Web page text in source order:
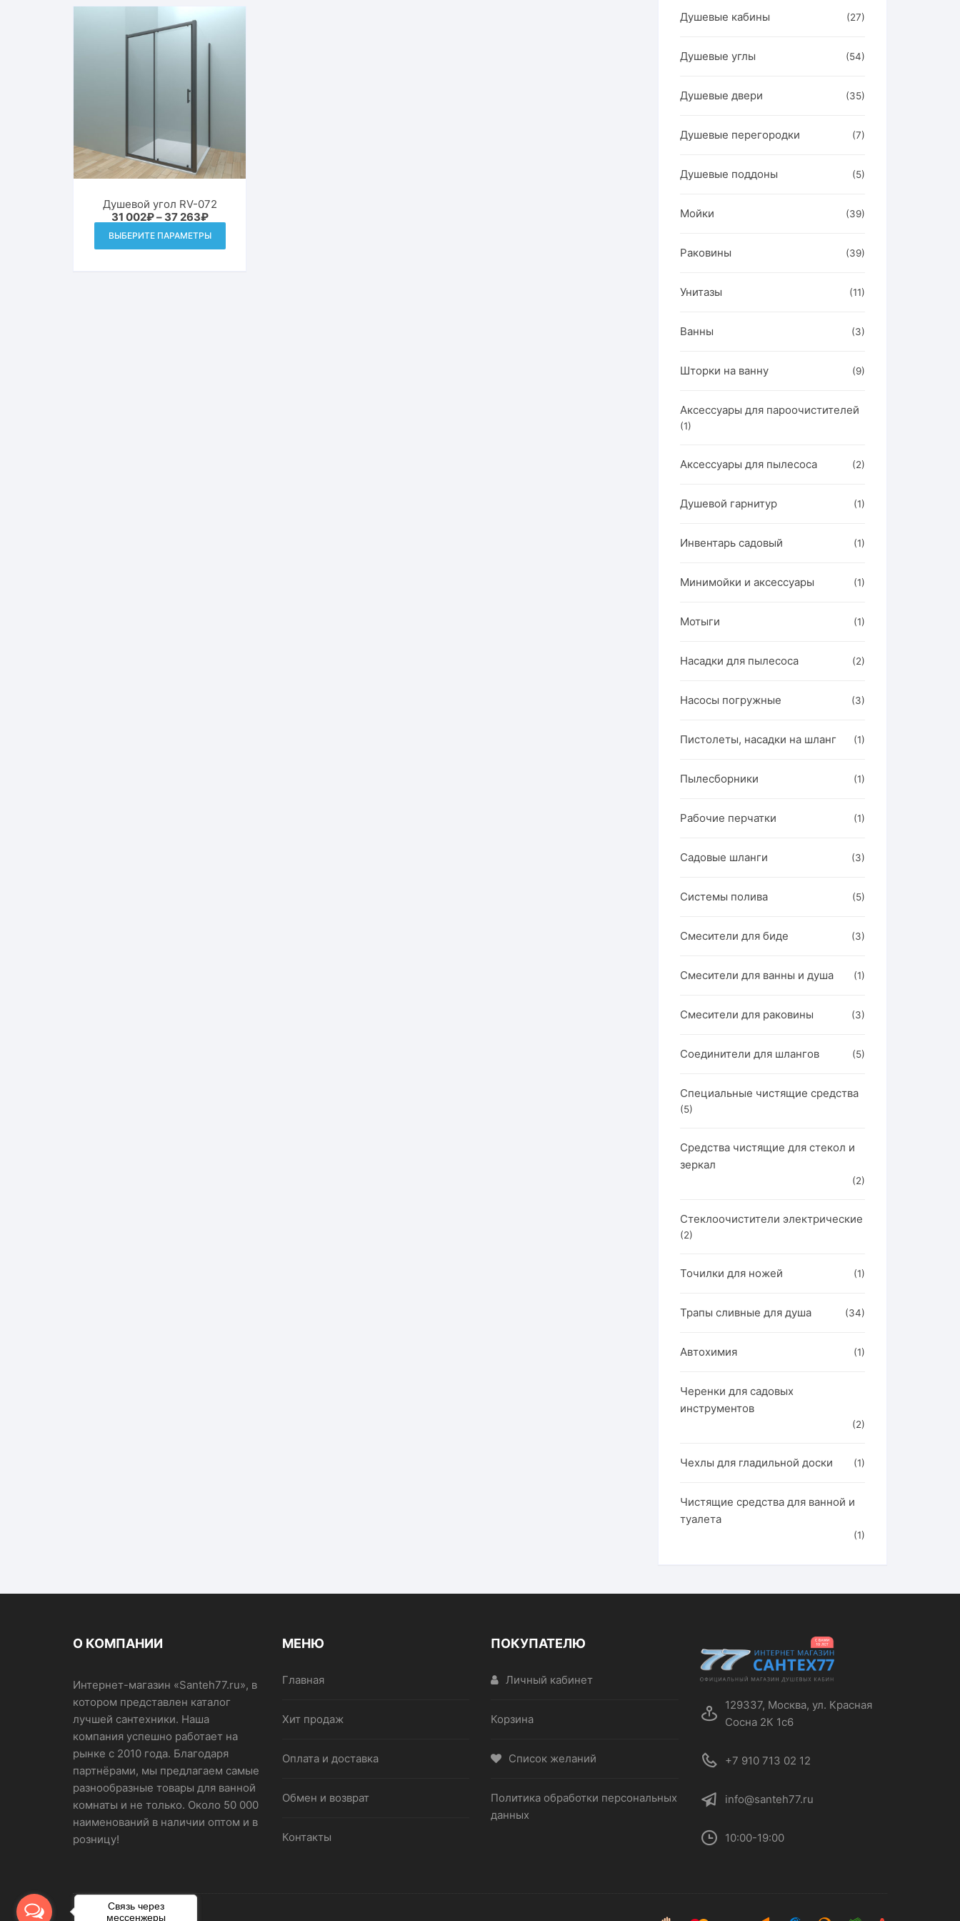
Душевой угол RV-072
31 002₽– 37 263₽Диапазон
цен:
31
002₽
ВЫБЕРИТЕ ПАРАМЕТРЫ
товар
Душевые кабины (27)
Душевые углы (54)
Душевые двери (35)
Душевые перегородки (7)
Душевые поддоны (5)
Мойки (39)
Раковины (39)
Унитазы (11)
Ванны (3)
Шторки на ванну (9)
Аксессуары для пароочистителей
(1)
Аксессуары для пылесоса (2)
Душевой гарнитур (1)
Инвентарь садовый (1)
Минимойки и аксессуары (1)
Мотыги (1)
Насадки для пылесоса (2)
Насосы погружные (3)
Пистолеты, насадки на шланг (1)
Пылесборники (1)
Рабочие перчатки (1)
Садовые шланги (3)
Системы полива (5)
Смесители для биде (3)
Смесители для ванны и душа (1)
Смесители для раковины (3)
Соединители для шлангов (5)
Специальные чистящие средства
(5)
Средства чистящие для стекол и
зеркал
(2)
Стеклоочистители электрические
(2)
Точилки для ножей (1)
Трапы сливные для душа (34)
Автохимия (1)
Черенки для садовых
инструментов
(2)
Чехлы для гладильной доски (1)
Чистящие средства для ванной и
туалета
(1)
О КОМПАНИИ
Интернет-магазин «Santeh77.ru», в
котором представлен каталог
лучшей сантехники. Наша
компания успешно работает на
рынке с 2010 года. Благодаря
партнёрами, мы предлагаем самые
разнообразные товары для ванной
комнаты и не только. Около 50 000
наименований в наличии оптом и в
розницу!
МЕНЮ
Главная
Хит продаж
Оплата и доставка
Обмен и возврат
Контакты
ПОКУПАТЕЛЮ
Личный кабинет
Корзина
Список желаний
Политика обработки персональных
данных
129337, Москва, ул. Красная
Сосна 2К 1с6
+7 910 713 02 12
info@santeh77.ru
10:00-19:00
Связь через
мессенжеры